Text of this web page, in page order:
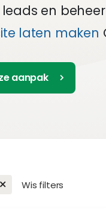
en
laten maken
aanpak
Wis filters